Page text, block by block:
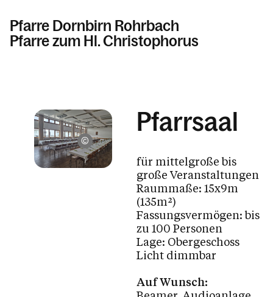
Pfarre Dornbirn Rohrbach
Pfarre zum Hl. Christophorus
Fotogalerie - Sommer - Rohrbach
Aktuelles
Pfarrzentrum / Vermietungen / Online Terminanfrage
Terminanfrage - Online
Nutzungsvereinbarung
Sponsoren Parkettboden
Pfarre St. Christoph
Pfarrsaal
für mittelgroße bis
große Veranstaltungen
Raummaße: 15x9m
(135m²)
Fassungsvermögen: bis
zu 100 Personen
Lage: Obergeschoss
Licht dimmbar
Auf Wunsch: